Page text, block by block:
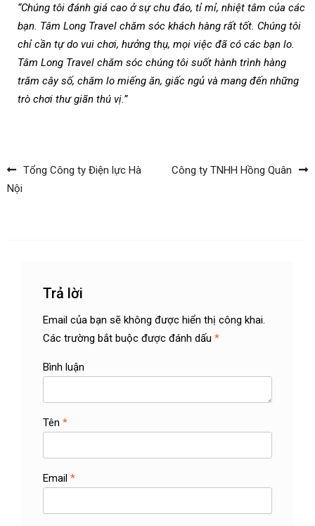
“Chúng tôi đánh giá cao ở sự chu đáo, tỉ mỉ, nhiệt tâm của các
bạn. Tâm Long Travel chăm sóc khách hàng rất tốt. Chúng tôi
chỉ cần tự do vui chơi, hưởng thụ, mọi việc đã có các bạn lo.
Tâm Long Travel chăm sóc chúng tôi suốt hành trình hàng
trăm cây số, chăm lo miếng ăn, giấc ngủ và mang đến những
trò chơi thư giãn thú vị.”
Điều hướng bài viết
Tổng Công ty Điện lực Hà
Nội
Công ty TNHH Hồng Quân
Trả lời
Email của bạn sẽ không được hiển thị công khai.
Các trường bắt buộc được đánh dấu*
Bình luận
Tên*
Email*